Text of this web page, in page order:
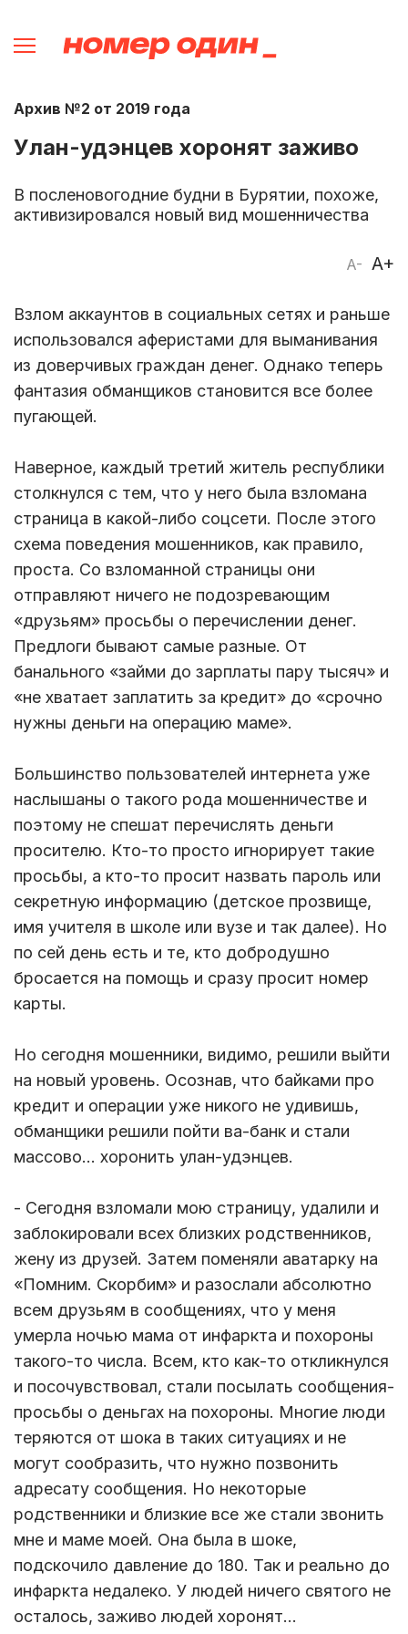
Архив №2 от 2019 года
Улан-удэнцев хоронят заживо
В посленовогодние будни в Бурятии, похоже,
активизировался новый вид мошенничества
A- A+
Взлом аккаунтов в социальных сетях и раньше
использовался аферистами для выманивания
из доверчивых граждан денег. Однако теперь
фантазия обманщиков становится все более
пугающей.
Наверное, каждый третий житель республики
столкнулся с тем, что у него была взломана
страница в какой-либо соцсети. После этого
схема поведения мошенников, как правило,
проста. Со взломанной страницы они
отправляют ничего не подозревающим
«друзьям» просьбы о перечислении денег.
Предлоги бывают самые разные. От
банального «займи до зарплаты пару тысяч» и
«не хватает заплатить за кредит» до «срочно
нужны деньги на операцию маме».
Большинство пользователей интернета уже
наслышаны о такого рода мошенничестве и
поэтому не спешат перечислять деньги
просителю. Кто-то просто игнорирует такие
просьбы, а кто-то просит назвать пароль или
секретную информацию (детское прозвище,
имя учителя в школе или вузе и так далее). Но
по сей день есть и те, кто добродушно
бросается на помощь и сразу просит номер
карты.
Но сегодня мошенники, видимо, решили выйти
на новый уровень. Осознав, что байками про
кредит и операции уже никого не удивишь,
обманщики решили пойти ва-банк и стали
массово… хоронить улан-удэнцев.
- Сегодня взломали мою страницу, удалили и
заблокировали всех близких родственников,
жену из друзей. Затем поменяли аватарку на
«Помним. Скорбим» и разослали абсолютно
всем друзьям в сообщениях, что у меня
умерла ночью мама от инфаркта и похороны
такого-то числа. Всем, кто как-то откликнулся
и посочувствовал, стали посылать сообщения-
просьбы о деньгах на похороны. Многие люди
теряются от шока в таких ситуациях и не
могут сообразить, что нужно позвонить
адресату сообщения. Но некоторые
родственники и близкие все же стали звонить
мне и маме моей. Она была в шоке,
подскочило давление до 180. Так и реально до
инфаркта недалеко. У людей ничего святого не
осталось, заживо людей хоронят...